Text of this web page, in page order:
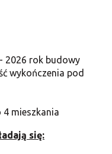
2026 rok budowy
wykończenia pod
mieszkania
się: